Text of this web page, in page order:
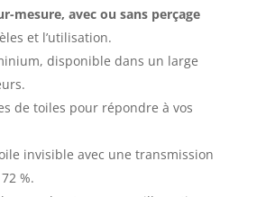
mesure, avec ou sans perçage
et l’utilisation.
disponible dans un large
de toiles pour répondre à vos
invisible avec une transmission
%.